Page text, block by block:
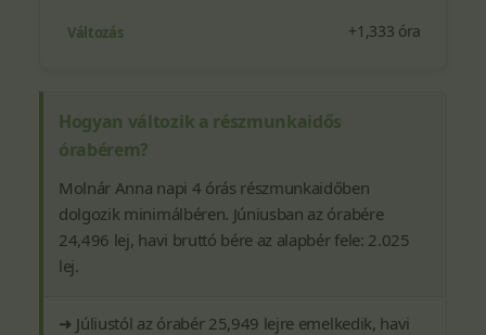
+1,333 óra
Hogyan változik a részmunkaidős
órabérem?
Molnár Anna napi 4 órás részmunkaidőben
dolgozik minimálbéren. Júniusban az órabére
24,496 lej, havi bruttó bére az alapbér fele: 2.025
lej.
➜ Júliustól az órabér 25,949 lejre emelkedik, havi